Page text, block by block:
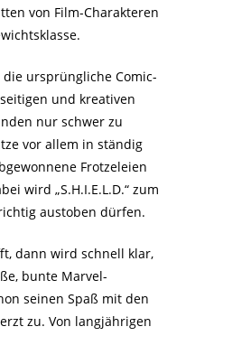
von Film-Charakteren
die ursprüngliche Comic-
und kreativen
nur schwer zu
vor allem in ständig
Frotzeleien
wird „S.H.I.E.L.D.“ zum
austoben dürfen.
dann wird schnell klar,
bunte Marvel-
seinen Spaß mit den
zu. Von langjährigen